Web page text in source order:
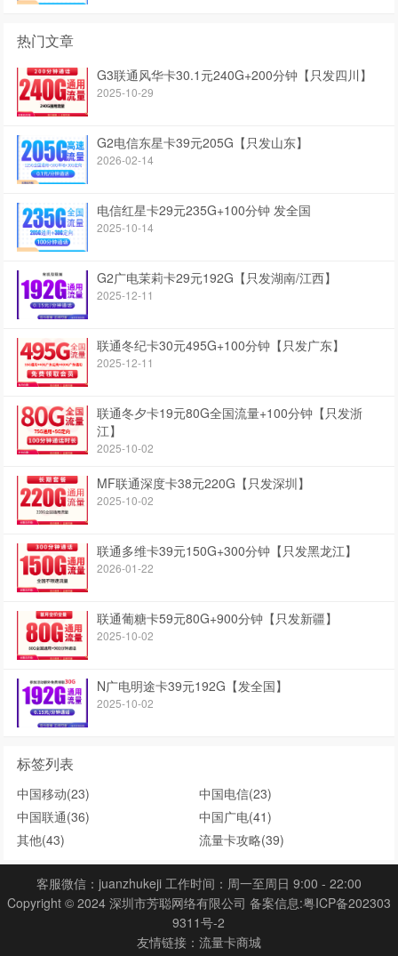
热门文章
G3联通风华卡30.1元240G+200分钟【只发四川】
2025-10-29
G2电信东星卡39元205G【只发山东】
2026-02-14
电信红星卡29元235G+100分钟 发全国
2025-10-14
G2广电茉莉卡29元192G【只发湖南/江西】
2025-12-11
联通冬纪卡30元495G+100分钟【只发广东】
2025-12-11
联通冬夕卡19元80G全国流量+100分钟【只发浙
江】
2025-10-02
MF联通深度卡38元220G【只发深圳】
2025-10-02
联通多维卡39元150G+300分钟【只发黑龙江】
2026-01-22
联通葡糖卡59元80G+900分钟【只发新疆】
2025-10-02
N广电明途卡39元192G【发全国】
2025-10-02
标签列表
中国移动(23) 中国电信(23)
中国联通(36) 中国广电(41)
其他(43) 流量卡攻略(39)
客服微信：juanzhukeji 工作时间：周一至周日 9:00 - 22:00
Copyright © 2024 深圳市芳聪网络有限公司 备案信息:粤ICP备202303
9311号-2
友情链接： 流量卡商城